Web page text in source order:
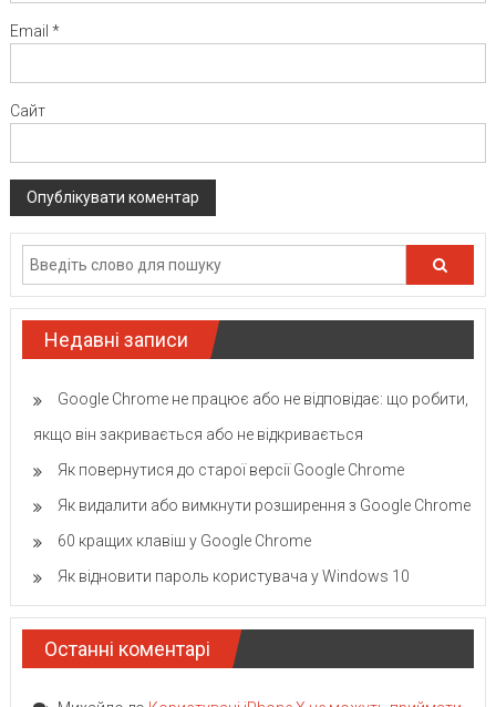
Email *
Сайт
Недавні записи
Google Chrome не працює або не відповідає: що робити,
якщо він закривається або не відкривається
Як повернутися до старої версії Google Chrome
Як видалити або вимкнути розширення з Google Chrome
60 кращих клавіш у Google Chrome
Як відновити пароль користувача у Windows 10
Останні коментарі